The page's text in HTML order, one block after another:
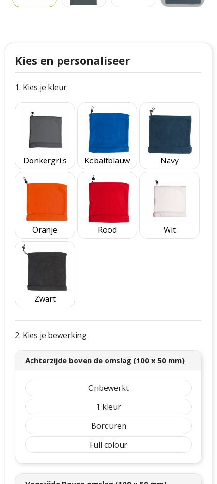
Craft
Case Logic
Mepal
Parker
Stanley
Kerstspellen
Kersttassen
kerstkaarsen
Kies en personaliseer
1. Kies je kleur
Donkergrijs Kobaltblauw Navy
Oranje Rood Wit
Zwart
2. Kies je bewerking
Achterzijde boven de omslag (100 x 50 mm)
Onbewerkt
1
Borduren
Full colour